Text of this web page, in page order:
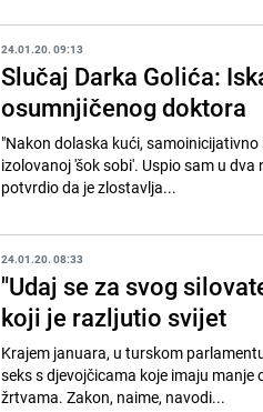
24.01.20. 09:13
Slučaj Darka Golića:
osumnjičenog doktora
"Nakon dolaska kući,
izolovanoj 'šok sobi'. Uspio sam u
potvrdio da je zlostavlja...
24.01.20. 08:33
"Udaj se za svog
koji je razljutio svijet
Krajem januara, u turskom
seks s djevojčicama koje imaju
žrtvama. Zakon, naime, navodi...